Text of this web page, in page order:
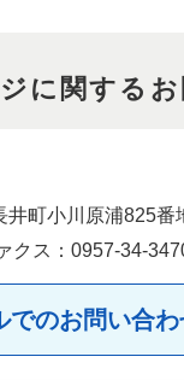
に関する
井町小川原浦825番
クス：0957-34-
でのお問い合